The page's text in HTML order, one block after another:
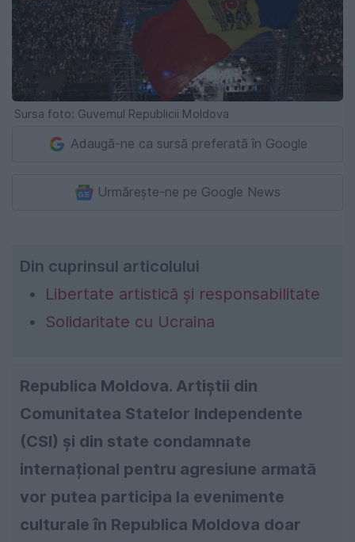
Sursa foto: Guvernul Republicii Moldova
Adaugă-ne ca sursă preferată în Google
Urmărește-ne pe Google News
Din cuprinsul articolului
Libertate artistică și responsabilitate
Solidaritate cu Ucraina
Republica Moldova. Artiștii din
Comunitatea Statelor Independente
(CSI) și din state condamnate
internațional pentru agresiune armată
vor putea participa la evenimente
culturale în Republica Moldova doar